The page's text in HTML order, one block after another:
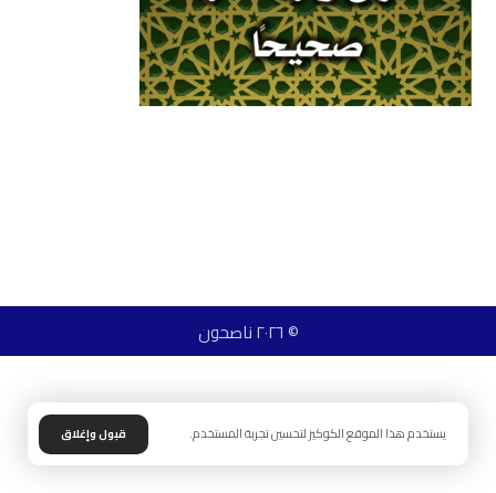
© ٢٠٢٦ ناصحون
يستخدم هذا الموقع الكوكيز لتحسين تجربة المستخدم. قبول وإغلاق